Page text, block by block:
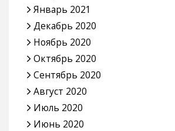
Январь 2021
Декабрь 2020
Ноябрь 2020
Октябрь 2020
Сентябрь 2020
Август 2020
Июль 2020
Июнь 2020